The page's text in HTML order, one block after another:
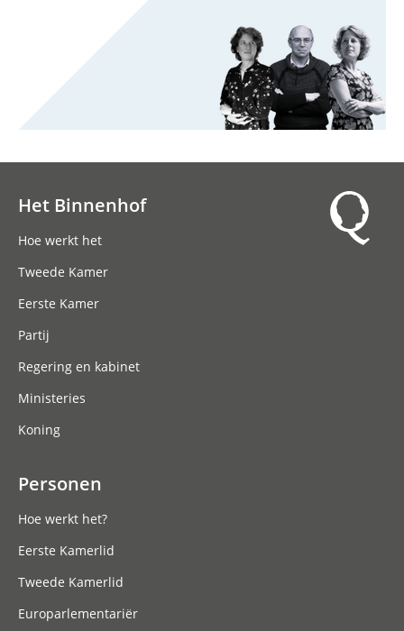
Het Binnenhof
Hoe werkt het
Tweede Kamer
Eerste Kamer
Partij
Regering en kabinet
Ministeries
Koning
Personen
Hoe werkt het?
Eerste Kamerlid
Tweede Kamerlid
Europarlementariër